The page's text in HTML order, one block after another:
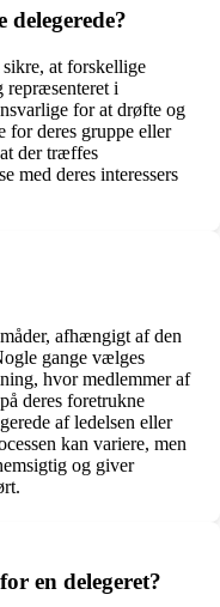
sikre, at forskellige
repræsenteret i
for at drøfte og
for deres gruppe eller
der træffes
med deres interessers
afhængigt af den
gange vælges
hvor medlemmer af
deres foretrukne
af ledelsen eller
kan variere, men
og giver
en delegeret?